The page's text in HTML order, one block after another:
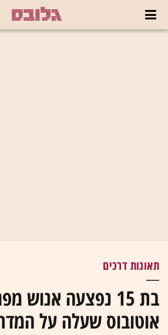
תאונות דרכים
בת 15 נפצעה אנוש
אוטובוס שעלה על